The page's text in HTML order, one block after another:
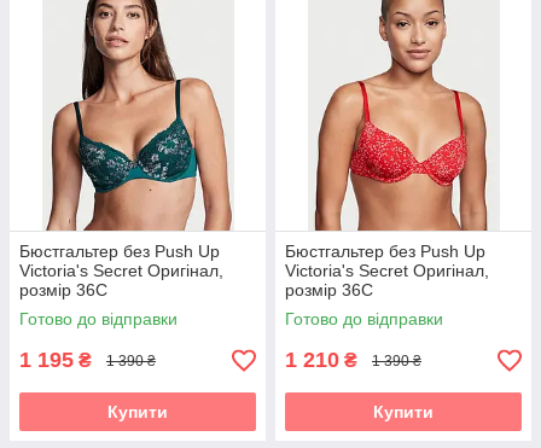
Бюстгальтер без Push Up
Victoria's Secret Оригінал,
розмір 36С
Готово до відправки
1 195 ₴ 1 390 ₴
Купити
Бюстгальтер без Push Up
Victoria's Secret Оригінал,
розмір 36С
Готово до відправки
1 210 ₴ 1 390 ₴
Купити